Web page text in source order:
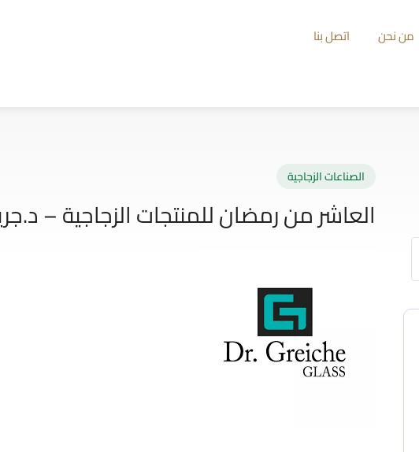
من نحن اتصل بنا
الصناعات الزجاجية
العاشر من رمضان للمنتجات الزجاجية –